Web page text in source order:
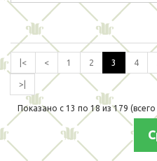
|< < 1 2 3 4
>|
Показано с 13 по 18 из 179